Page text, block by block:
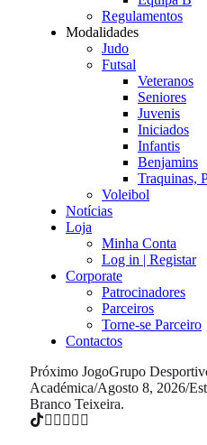
Regulamentos
Modalidades
Judo
Futsal
Veteranos
Seniores
Juvenis
Iniciados
Infantis
Benjamins
Traquinas,
Voleibol
Notícias
Loja
Minha Conta
Log in | Registar
Corporate
Patrocinadores
Parceiros
Torne-se Parceiro
Contactos
Próximo JogoGrupo
Académica/Agosto 8, 2026/
Branco Teixeira.